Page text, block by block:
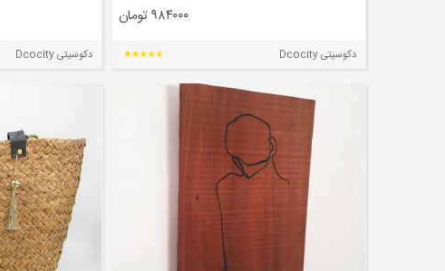
۹۸۴۰۰۰ تومان
دکوسیتی Dcocity دکوسیتی Dcocity